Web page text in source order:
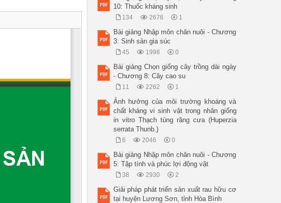
10: Thuốc kháng sinh
134 2676 1
Bài giảng Nhập môn chăn nuôi - Chương
3: Sinh sản gia súc
45 1998 0
Bài giảng Chọn giống cây trồng dài ngày
- Chương 8: Cây cao su
11 2262 1
Ảnh hưởng của môi trường khoáng và
chất kháng vi sinh vật trong nhân giống
in vitro Thạch tùng răng cưa (Huperzia
serrata Thunb.)
6 2046 0
Bài giảng Nhập môn chăn nuôi - Chương
5: Tập tính và phúc lợi động vật
38 2930 2
Giải pháp phát triển sản xuất rau hữu cơ
tại huyện Lương Sơn, tỉnh Hòa Bình